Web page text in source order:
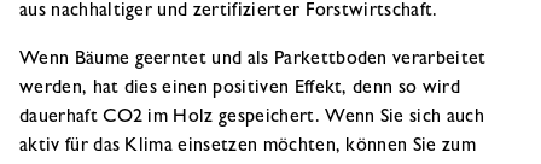
aus nachhaltiger und zertifizierter Forstwirtschaft.
Wenn Bäume geerntet und als Parkettboden verarbeitet
werden, hat dies einen positiven Effekt, denn so wird
dauerhaft CO2 im Holz gespeichert. Wenn Sie sich auch
aktiv für das Klima einsetzen möchten, können Sie zum